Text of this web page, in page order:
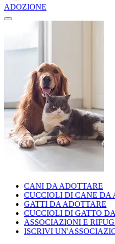
ADOZIONE
CANI DA ADOTTARE
CUCCIOLI DI CANE DA
GATTI DA ADOTTARE
CUCCIOLI DI GATTO
ASSOCIAZIONI E
ISCRIVI